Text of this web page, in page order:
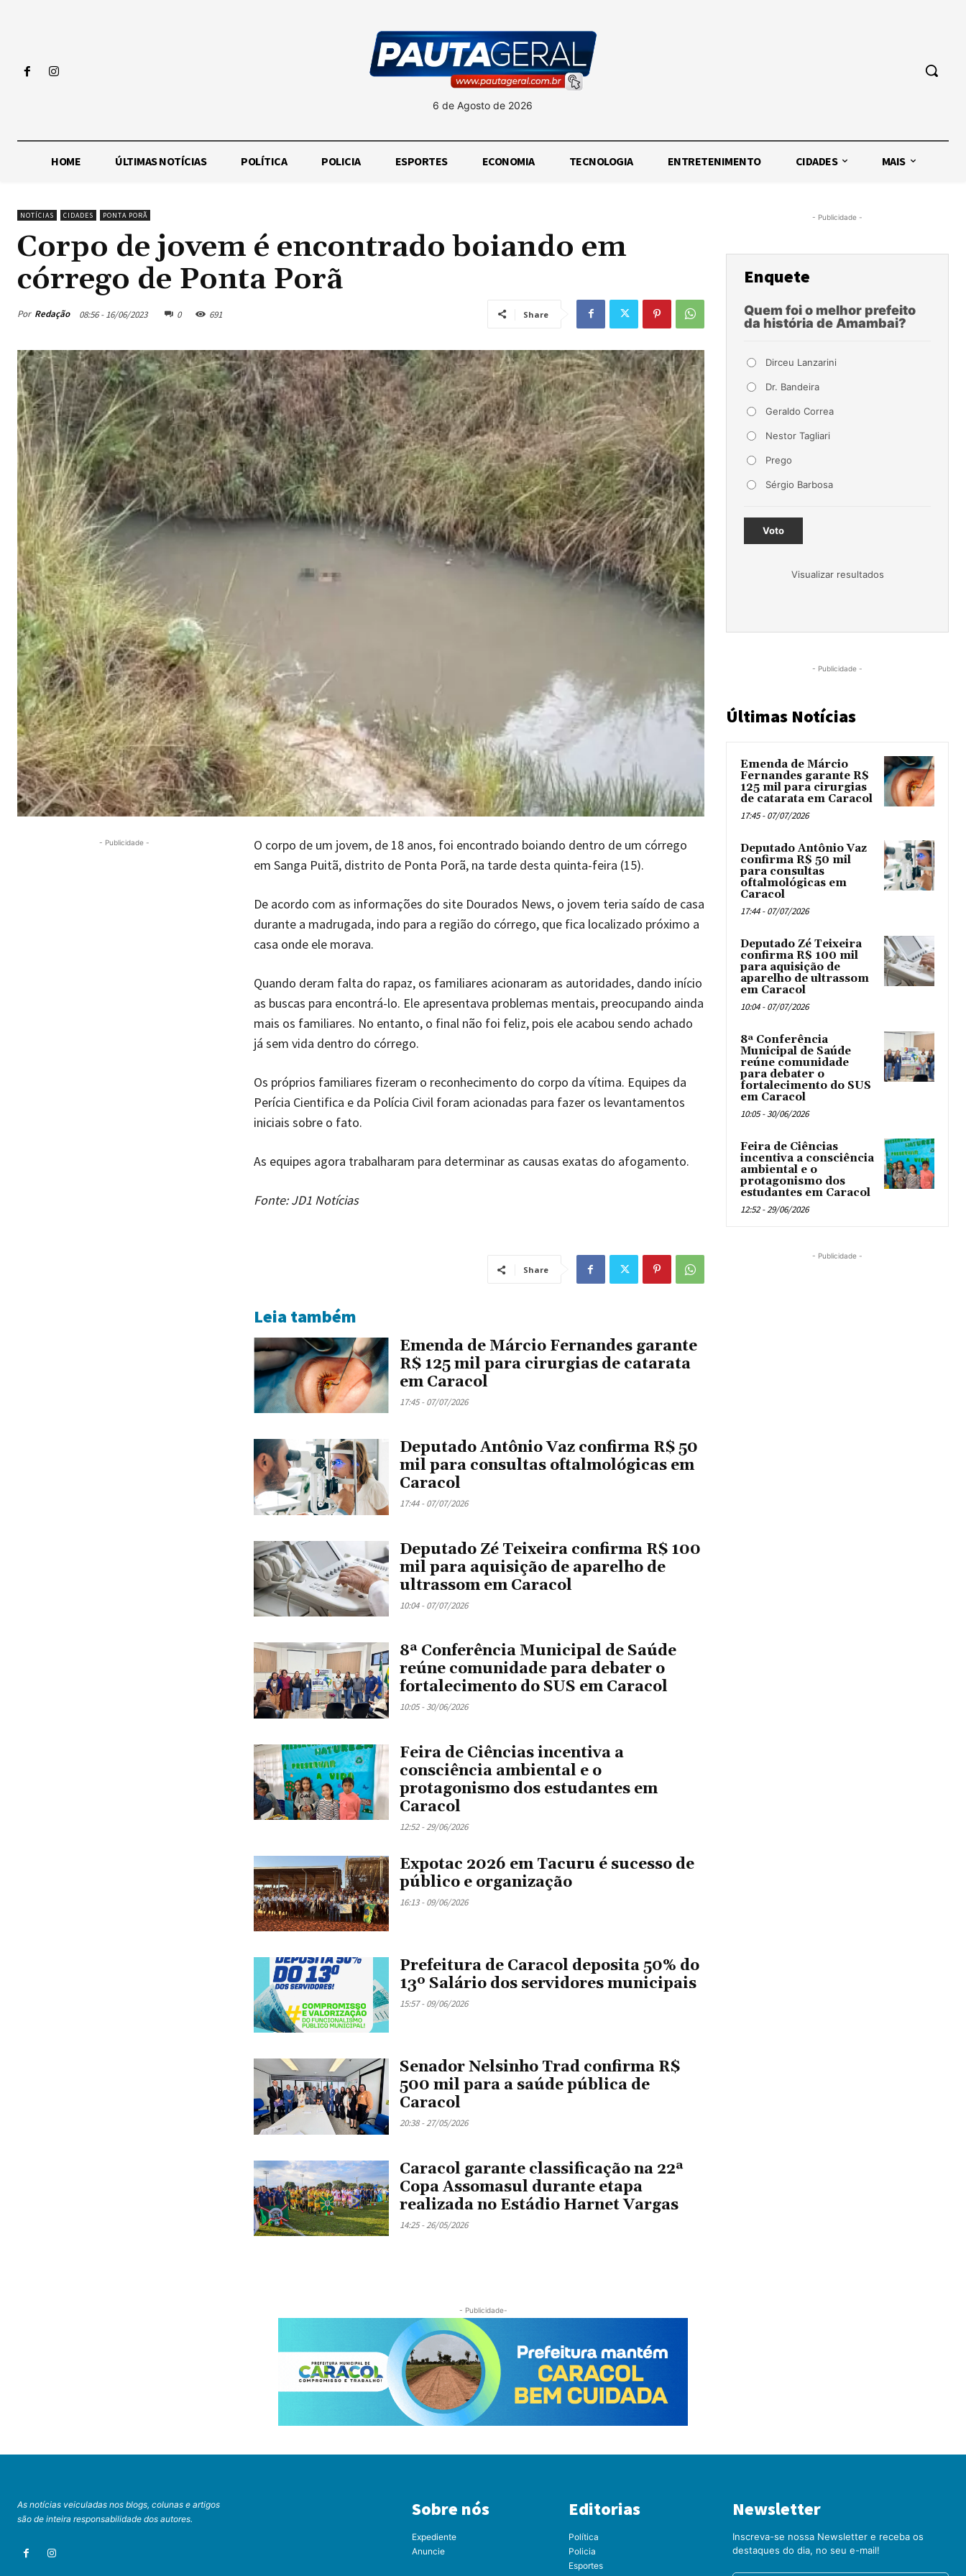
6 de Agosto de 2026
HOME ÚLTIMAS NOTÍCIAS POLÍTICA POLICIA ESPORTES ECONOMIA TECNOLOGIA ENTRETENIMENTO CIDADES MAIS
NOTÍCIAS CIDADES PONTA PORÃ
Corpo de jovem é encontrado boiando em
córrego de Ponta Porã
Por Redação 08:56 - 16/06/2023 0 691 Share
- Publicidade -
O corpo de um jovem, de 18 anos, foi encontrado boiando dentro de um córrego
em Sanga Puitã, distrito de Ponta Porã, na tarde desta quinta-feira (15).
De acordo com as informações do site Dourados News, o jovem teria saído de casa
durante a madrugada, indo para a região do córrego, que fica localizado próximo a
casa onde ele morava.
Quando deram falta do rapaz, os familiares acionaram as autoridades, dando início
as buscas para encontrá-lo. Ele apresentava problemas mentais, preocupando ainda
mais os familiares. No entanto, o final não foi feliz, pois ele acabou sendo achado
já sem vida dentro do córrego.
Os próprios familiares fizeram o reconhecimento do corpo da vítima. Equipes da
Perícia Cientifica e da Polícia Civil foram acionadas para fazer os levantamentos
iniciais sobre o fato.
As equipes agora trabalharam para determinar as causas exatas do afogamento.
Fonte: JD1 Notícias
Share
Leia também
Emenda de Márcio Fernandes garante
R$ 125 mil para cirurgias de catarata
em Caracol
17:45 - 07/07/2026
Deputado Antônio Vaz confirma R$ 50
mil para consultas oftalmológicas em
Caracol
17:44 - 07/07/2026
Deputado Zé Teixeira confirma R$ 100
mil para aquisição de aparelho de
ultrassom em Caracol
10:04 - 07/07/2026
8ª Conferência Municipal de Saúde
reúne comunidade para debater o
fortalecimento do SUS em Caracol
10:05 - 30/06/2026
Feira de Ciências incentiva a
consciência ambiental e o
protagonismo dos estudantes em
Caracol
12:52 - 29/06/2026
Expotac 2026 em Tacuru é sucesso de
público e organização
16:13 - 09/06/2026
Prefeitura de Caracol deposita 50% do
13º Salário dos servidores municipais
15:57 - 09/06/2026
Senador Nelsinho Trad confirma R$
500 mil para a saúde pública de
Caracol
20:38 - 27/05/2026
Caracol garante classificação na 22ª
Copa Assomasul durante etapa
realizada no Estádio Harnet Vargas
14:25 - 26/05/2026
- Publicidade -
Enquete
Quem foi o melhor prefeito
da história de Amambai?
Dirceu Lanzarini
Dr. Bandeira
Geraldo Correa
Nestor Tagliari
Prego
Sérgio Barbosa
Voto
Visualizar resultados
- Publicidade -
Últimas Notícias
Emenda de Márcio
Fernandes garante R$
125 mil para cirurgias
de catarata em Caracol
17:45 - 07/07/2026
Deputado Antônio Vaz
confirma R$ 50 mil
para consultas
oftalmológicas em
Caracol
17:44 - 07/07/2026
Deputado Zé Teixeira
confirma R$ 100 mil
para aquisição de
aparelho de ultrassom
em Caracol
10:04 - 07/07/2026
8ª Conferência
Municipal de Saúde
reúne comunidade
para debater o
fortalecimento do SUS
em Caracol
10:05 - 30/06/2026
Feira de Ciências
incentiva a consciência
ambiental e o
protagonismo dos
estudantes em Caracol
12:52 - 29/06/2026
- Publicidade -
- Publicidade-
As notícias veiculadas nos blogs, colunas e artigos
são de inteira responsabilidade dos autores.
Sobre nós
Expediente
Anuncie
Editorias
Política
Policia
Esportes
Newsletter
Inscreva-se nossa Newsletter e receba os
destaques do dia, no seu e-mail!